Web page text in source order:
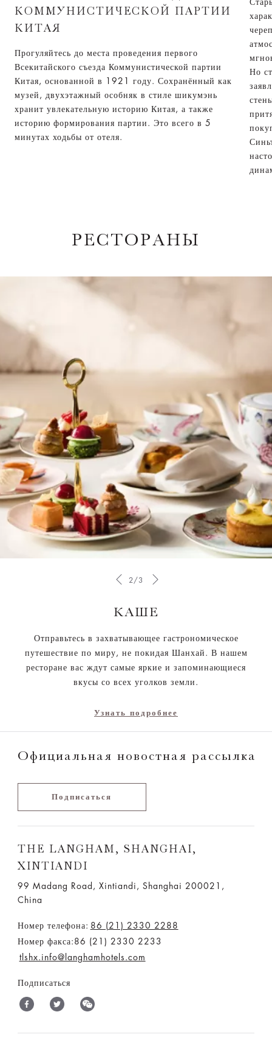
КОММУНИСТИЧЕСКОЙ ПАРТИИ
КИТАЯ
Прогуляйтесь до места проведения первого
Всекитайского съезда Коммунистической партии
Китая, основанной в 1921 году. Сохранённый как
музей, двухэтажный особняк в стиле шикумэнь
хранит увлекательную историю Китая, а также
историю формирования партии. Это всего в 5
минутах ходьбы от отеля.
Но
РЕСТОРАНЫ
2/3
КАШЕ
Отправьтесь в захватывающее гастрономическое
путешествие по миру, не покидая Шанхай. В нашем
ресторане вас ждут самые яркие и запоминающиеся
вкусы со всех уголков земли.
Узнать подробнее
Официальная новостная рассылка
Подписаться
THE LANGHAM, SHANGHAI,
XINTIANDI
99 Madang Road, Xintiandi, Shanghai 200021,
China
Номер телефона: 86 (21) 2330 2288
Номер факса:86 (21) 2330 2233
tlshx.info@langhamhotels.com
Подписаться